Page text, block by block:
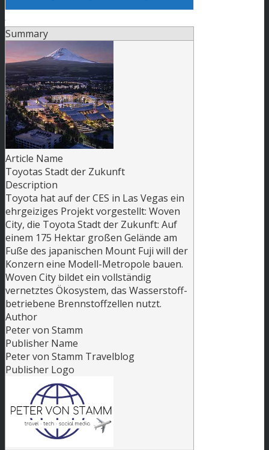
Summary
Article Name
Toyotas Stadt der Zukunft
Description
Toyota hat auf der CES in Las Vegas ein
ehrgeiziges Projekt vorgestellt: Woven
City, die Toyota Stadt der Zukunft: Auf
einem 175 Hektar großen Gelände am
Fuße des japanischen Mount Fuji will der
Konzern eine Modell-Metropole bauen.
Woven City bildet ein vollständig
vernetztes Ökosystem, das Wasserstoff-
betriebene Brennstoffzellen nutzt.
Author
Peter von Stamm
Publisher Name
Peter von Stamm Travelblog
Publisher Logo